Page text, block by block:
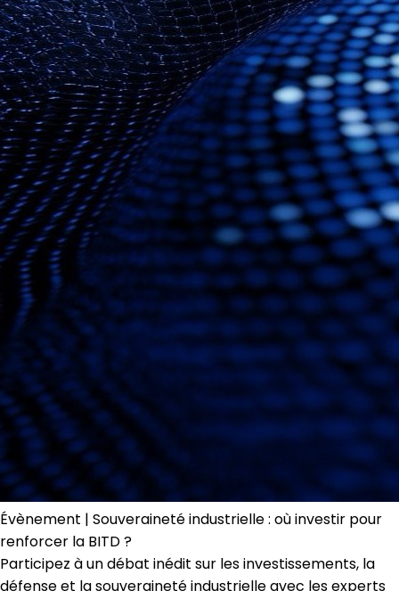
Évènement | Souveraineté industrielle : où investir pour
renforcer la BITD ?
Participez à un débat inédit sur les investissements, la
défense et la souveraineté industrielle avec les experts